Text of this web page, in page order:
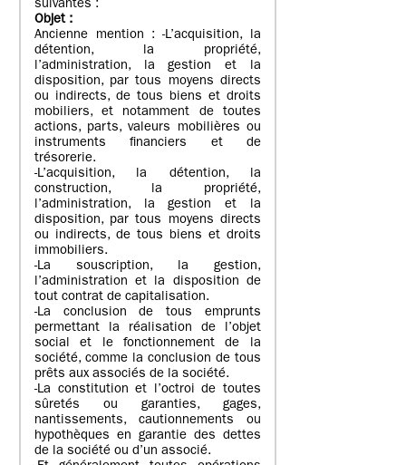
suivantes :
Objet :
Ancienne mention : -L’acquisition, la
détention, la propriété,
l’administration, la gestion et la
disposition, par tous moyens directs
ou indirects, de tous biens et droits
mobiliers, et notamment de toutes
actions, parts, valeurs mobilières ou
instruments financiers et de
trésorerie.
-L’acquisition, la détention, la
construction, la propriété,
l’administration, la gestion et la
disposition, par tous moyens directs
ou indirects, de tous biens et droits
immobiliers.
-La souscription, la gestion,
l’administration et la disposition de
tout contrat de capitalisation.
-La conclusion de tous emprunts
permettant la réalisation de l’objet
social et le fonctionnement de la
société, comme la conclusion de tous
prêts aux associés de la société.
-La constitution et l’octroi de toutes
sûretés ou garanties, gages,
nantissements, cautionnements ou
hypothèques en garantie des dettes
de la société ou d’un associé.